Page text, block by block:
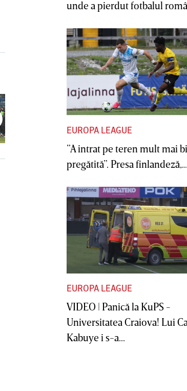
Jucătorul dorit de Pancu în
Giuleşti vrea să rupă contractul cu
CFR Cluj: ”A făcut notificare la
unde a pierdut fotbalul
EUROPA LEAGUE
”A intrat pe teren mult mai
pregătită”. Presa
EUROPA LEAGUE
VIDEO | Panică la KuPS -
Universitatea Craiova! Lui
Kabuye i s-a...